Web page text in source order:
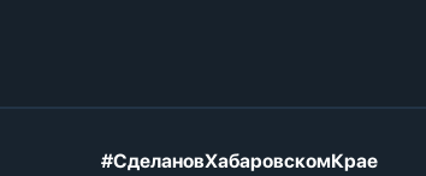
#СделановХабаровскомКрае